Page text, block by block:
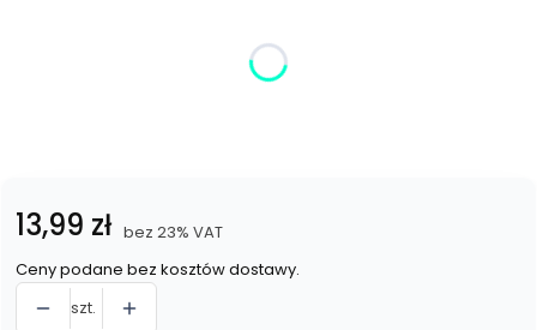
Cena
13,99 zł bez 23% VAT
Ceny podane bez kosztów dostawy.
szt.